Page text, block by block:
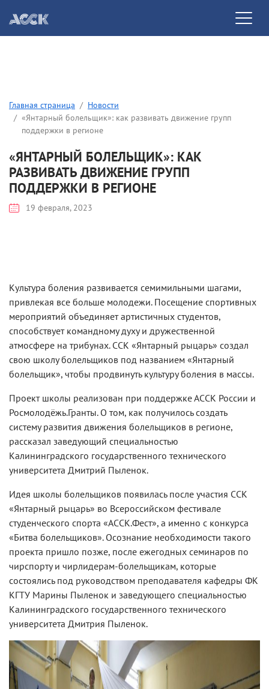
Главная страница
Новости
«Янтарный болельщик»: как развивать движение групп
поддержки в регионе
«ЯНТАРНЫЙ БОЛЕЛЬЩИК»: КАК
РАЗВИВАТЬ ДВИЖЕНИЕ ГРУПП
ПОДДЕРЖКИ В РЕГИОНЕ
19 февраля, 2023
Культура боления развивается семимильными шагами,
привлекая все больше молодежи. Посещение спортивных
мероприятий объединяет артистичных студентов,
способствует командному духу и дружественной
атмосфере на трибунах. ССК «Янтарный рыцарь» создал
свою школу болельщиков под названием «Янтарный
болельщик», чтобы продвинуть культуру боления в массы.
Проект школы реализован при поддержке АССК России и
Росмолодёжь.Гранты. О том, как получилось создать
систему развития движения болельщиков в регионе,
рассказал заведующий специальностью
Калининградского государственного технического
университета Дмитрий Пыленок.
Идея школы болельщиков появилась после участия ССК
«Янтарный рыцарь» во Всероссийском фестивале
студенческого спорта «АССК.Фест», а именно с конкурса
«Битва болельщиков». Осознание необходимости такого
проекта пришло позже, после ежегодных семинаров по
чирспорту и чирлидерам-болельщикам, которые
состоялись под руководством преподавателя кафедры ФК
КГТУ Марины Пыленок и заведующего специальностью
Калининградского государственного технического
университета Дмитрия Пыленок.